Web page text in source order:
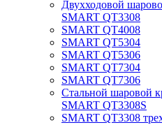
Двухходовой
SMART QT3308
SMART QT4008
SMART QT5304
SMART QT5306
SMART QT7304
SMART QT7306
Стальной шаровой
SMART QT3308S
SMART QT3308